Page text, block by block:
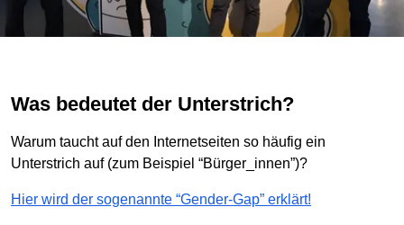
Was bedeutet der Unterstrich?
Warum taucht auf den Internetseiten so häufig ein
Unterstrich auf (zum Beispiel “Bürger_innen”)?
Hier wird der sogenannte “Gender-Gap” erklärt!